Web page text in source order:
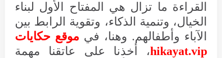
القراءة ما تزال هي المفتاح الأول لبناء
الخيال، وتنمية الذكاء، وتقوية الرابط بين
الآباء وأطفالهم. وهنا، في موقع حكايات
hikayat.vip، أخذنا على عاتقنا مهمة